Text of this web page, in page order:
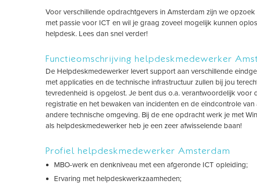
Voor verschillende opdrachtgevers in Amsterdam zijn we
met passie voor ICT en wil je graag zoveel mogelijk kunnen
helpdesk. Lees dan snel verder!
Functieomschrijving helpdeskmedewerker
De Helpdeskmedewerker levert support aan verschillende
met applicaties en de technische infrastructuur zullen bij jou
tevredenheid is opgelost. Je bent dus o.a. verantwoordelijk
registratie en het bewaken van incidenten en de eindcontrole
andere technische omgeving. Bij de ene opdracht werk je met
als helpdeskmedewerker heb je een zeer afwisselende baan!
Profiel helpdeskmedewerker Amsterdam
MBO-werk en denkniveau met een afgeronde ICT opleiding;
Ervaring met helpdeskwerkzaamheden;